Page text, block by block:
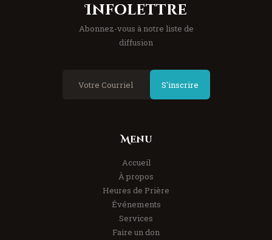
Infolettre
Abonnez-vous à notre liste de
diffusion
S'inscrire
Menu
Accueil
À propos
Heures de Prière
Événements
Services
Faire un don